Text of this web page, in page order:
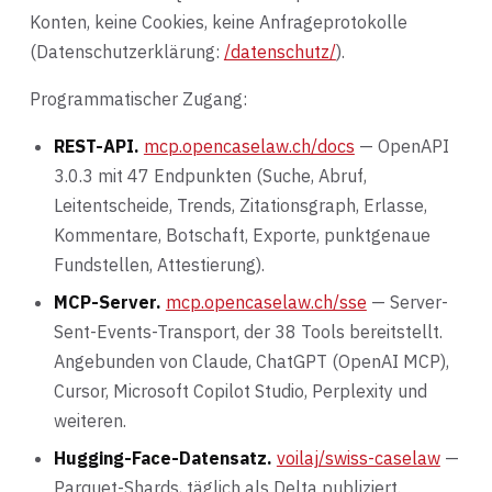
Konten, keine Cookies, keine Anfrageprotokolle
(Datenschutzerklärung: /datenschutz/).
Programmatischer Zugang:
REST-API. mcp.opencaselaw.ch/docs — OpenAPI
3.0.3 mit 47 Endpunkten (Suche, Abruf,
Leitentscheide, Trends, Zitationsgraph, Erlasse,
Kommentare, Botschaft, Exporte, punktgenaue
Fundstellen, Attestierung).
MCP-Server. mcp.opencaselaw.ch/sse — Server-
Sent-Events-Transport, der 38 Tools bereitstellt.
Angebunden von Claude, ChatGPT (OpenAI MCP),
Cursor, Microsoft Copilot Studio, Perplexity und
weiteren.
Hugging-Face-Datensatz. voilaj/swiss-caselaw—
Parquet-Shards, täglich als Delta publiziert.